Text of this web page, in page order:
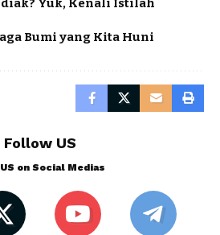
Yuk, Kenali Istilah
Bumi yang Kita Huni
Follow US
on Social Medias